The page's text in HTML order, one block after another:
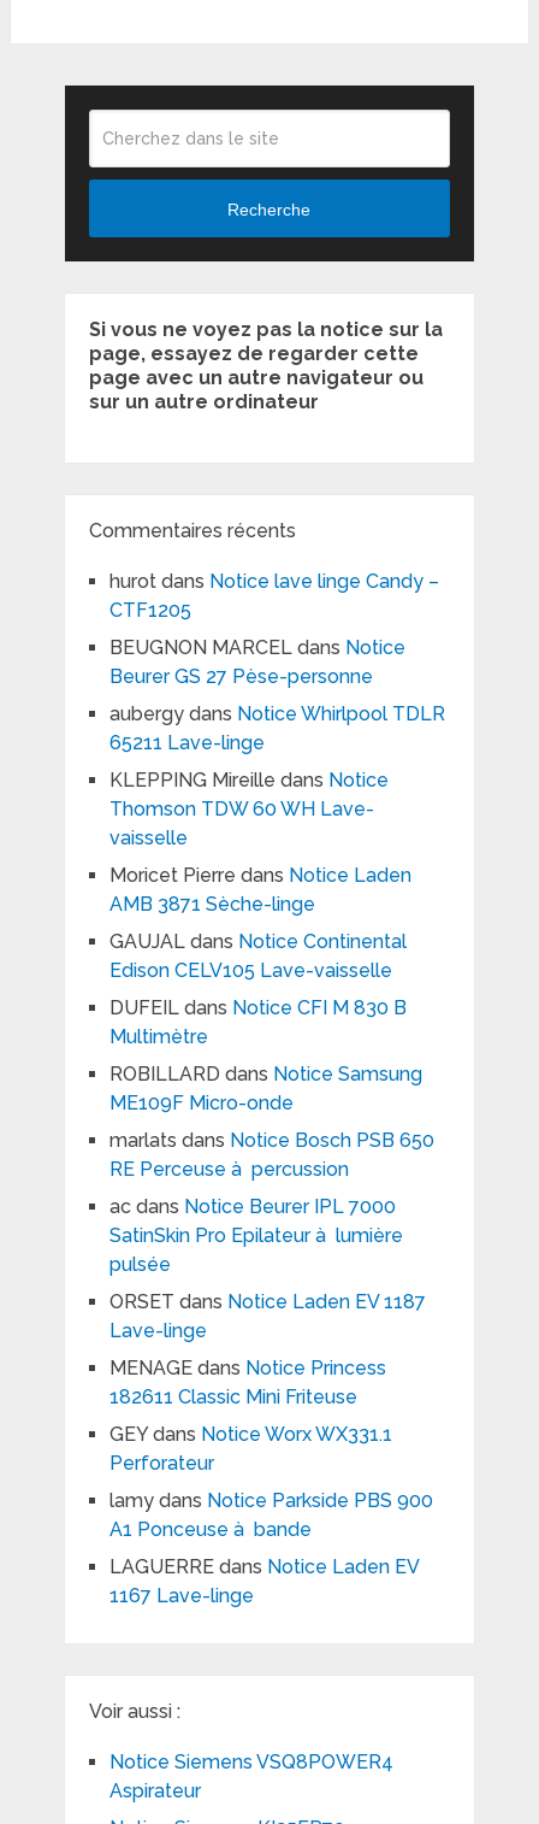
Recherche
Si vous ne voyez pas la notice sur la
page, essayez de regarder cette
page avec un autre navigateur ou
sur un autre ordinateur
Commentaires récents
hurotdans Notice lave linge Candy –
CTF1205
BEUGNON MARCELdans Notice
Beurer GS 27 Pèse-personne
aubergydans Notice Whirlpool TDLR
65211 Lave-linge
KLEPPING Mireille dans Notice
Thomson TDW 60 WH Lave-
vaisselle
Moricet Pierre dans Notice Laden
AMB 3871 Sèche-linge
GAUJALdans Notice Continental
Edison CELV105 Lave-vaisselle
DUFEILdans Notice CFI M 830 B
Multimètre
ROBILLARD dans Notice Samsung
ME109F Micro-onde
marlats dans Notice Bosch PSB 650
RE Perceuse à percussion
acdans Notice Beurer IPL 7000
SatinSkin Pro Epilateur à lumière
pulsée
ORSET dans Notice Laden EV 1187
Lave-linge
MENAGEdans Notice Princess
182611 Classic Mini Friteuse
GEYdans Notice Worx WX331.1
Perforateur
lamydans Notice Parkside PBS 900
A1 Ponceuse à bande
LAGUERREdans Notice Laden EV
1167 Lave-linge
Voir aussi :
Notice Siemens VSQ8POWER4
Aspirateur